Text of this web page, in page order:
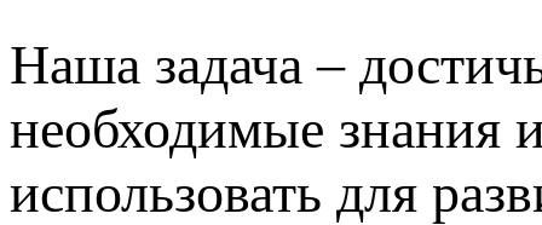
Наша задача –
необходимые знания
использовать для